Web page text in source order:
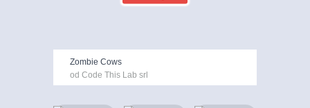
Zombie Cows
od Code This Lab srl